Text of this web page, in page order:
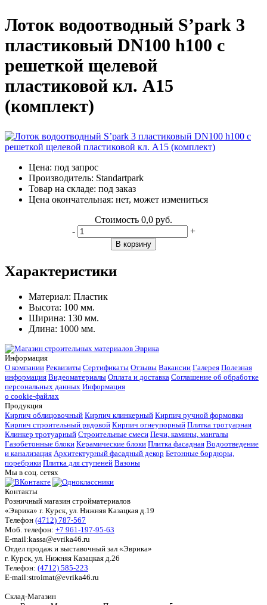
Лоток водоотводный S’park 3
пластиковый DN100 h100 с
решеткой щелевой
пластиковой кл. А15
(комплект)
Цена: под запрос
Производитель: Standartpark
Товар на складе: под заказ
Цена окончательная: нет, может измениться
Стоимость 0,0 руб.
-
+
В корзину
Характеристики
Материал: Пластик
Высота: 100 мм.
Ширина: 130 мм.
Длина: 1000 мм.
Информация
О компании Реквизиты Сертификаты Отзывы Вакансии Галерея Полезная
информация Видеоматериалы Оплата и доставка Соглашение об обработке
персональных данных Информация
о cookie-файлах
Продукция
Кирпич облицовочный Кирпич клинкерный Кирпич ручной формовки
Кирпич строительный рядовой Кирпич огнеупорный Плитка тротуарная
Клинкер тротуарный Строительные смеси Печи, камины, мангалы
Газобетонные блоки Керамические блоки Плитка фасадная Водоотведение
и канализация Архитектурный фасадный декор Бетонные бордюры,
поребрики Плитка для ступеней Вазоны
Мы в соц. сетях
Контакты
Розничный магазин стройматериалов
«Эврика» г. Курск, ул. Нижняя Казацкая д.19
Телефон (4712) 787-567
Моб. телефон: +7 961-197-95-63
E-mail:kassa@evrika46.ru
Отдел продаж и выставочный зал «Эврика»
г. Курск, ул. Нижняя Казацкая д.26
Телефон: (4712) 585-223
E-mail:stroimat@evrika46.ru
Склад-Магазин